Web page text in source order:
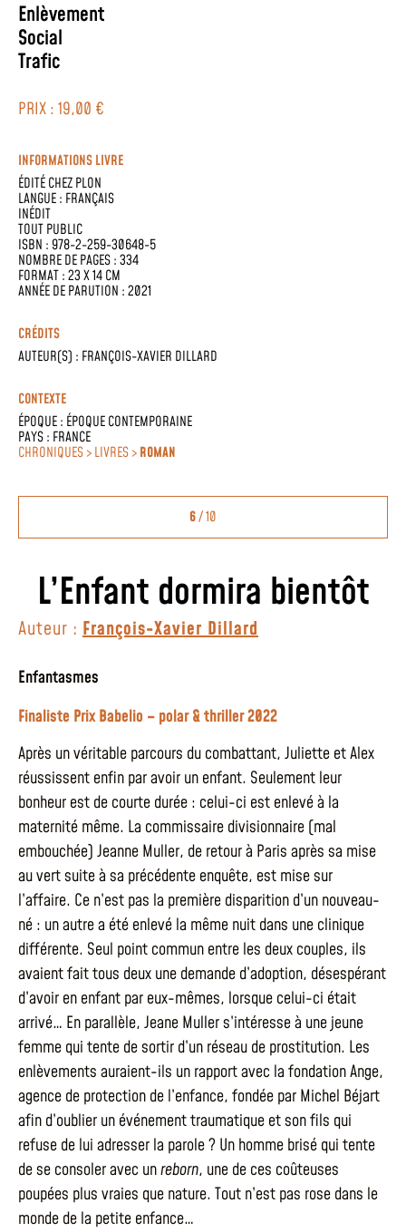
Enlèvement
Social
Trafic
PRIX : 19,00 €
INFORMATIONS LIVRE
ÉDITÉ CHEZPLON
LANGUE : FRANÇAIS
INÉDIT
TOUT PUBLIC
ISBN : 978-2-259-30648-5
NOMBRE DE PAGES : 334
FORMAT : 23 X 14 CM
ANNÉE DE PARUTION : 2021
CRÉDITS
AUTEUR(S) : FRANÇOIS-XAVIER DILLARD
CONTEXTE
ÉPOQUE : ÉPOQUE CONTEMPORAINE
PAYS : FRANCE
CHRONIQUES > LIVRES >ROMAN
6/ 10
L’Enfant dormira bientôt
Auteur : François-Xavier Dillard
Enfantasmes
Finaliste Prix Babelio – polar & thriller 2022
Après un véritable parcours du combattant, Juliette et Alex
réussissent enfin par avoir un enfant. Seulement leur
bonheur est de courte durée : celui-ci est enlevé à la
maternité même. La commissaire divisionnaire (mal
embouchée) Jeanne Muller, de retour à Paris après sa mise
au vert suite à sa précédente enquête, est mise sur
l’affaire. Ce n’est pas la première disparition d’un nouveau-
né : un autre a été enlevé la même nuit dans une clinique
différente. Seul point commun entre les deux couples, ils
avaient fait tous deux une demande d’adoption, désespérant
d’avoir en enfant par eux-mêmes, lorsque celui-ci était
arrivé… En parallèle, Jeane Muller s’intéresse à une jeune
femme qui tente de sortir d’un réseau de prostitution. Les
enlèvements auraient-ils un rapport avec la fondation Ange,
agence de protection de l’enfance, fondée par Michel Béjart
afin d’oublier un événement traumatique et son fils qui
refuse de lui adresser la parole ? Un homme brisé qui tente
de se consoler avec unreborn, une de ces coûteuses
poupées plus vraies que nature. Tout n’est pas rose dans le
monde de la petite enfance…